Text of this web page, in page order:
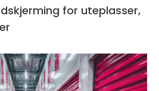
for uteplasser,